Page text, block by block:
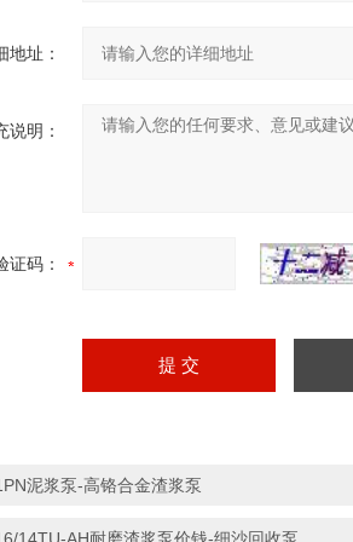
地址：
说明：
证码：
泥浆泵-高铬合金渣浆泵